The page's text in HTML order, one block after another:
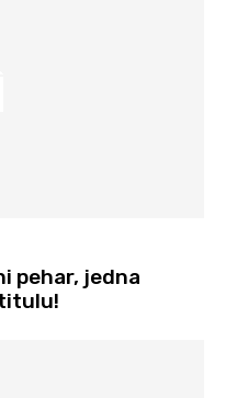
pehar, jedna